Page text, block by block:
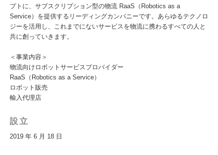
プトに、サブスクリプション型の物流 RaaS（Robotics as a
Service）を提供するリーディングカンパニーです。あらゆるテクノロ
ジーを活用し、これまでにないサービスを物流に携わるすべての人と
共に創っていきます。
＜事業内容＞
物流向けロボットサービスプロバイダー
RaaS（Robotics as a Service）
ロボット販売
輸入代理店
設立
2019 年 6 月 18 日